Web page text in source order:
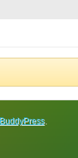
BuddyPress.